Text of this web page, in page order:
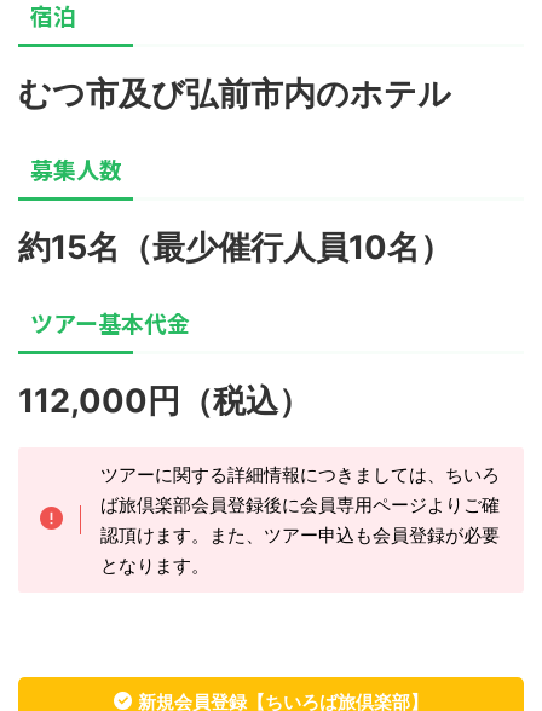
宿泊
むつ市及び弘前市内のホテル
募集人数
約15名（最少催行人員10名）
ツアー基本代金
112,000円（税込）
ツアーに関する詳細情報につきましては、ちいろ
ば旅倶楽部会員登録後に会員専用ページよりご確
認頂けます。また、ツアー申込も会員登録が必要
となります。
新規会員登録【ちいろば旅倶楽部】